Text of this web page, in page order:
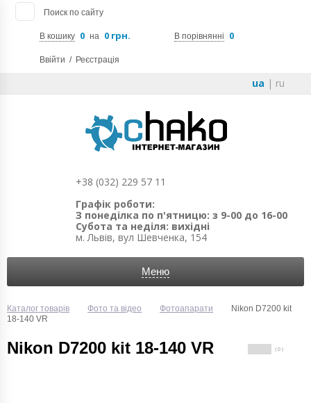
Поиск по сайту
В кошику 0 на 0 грн. В порівнянні 0
Ввійти / Реєстрація
ua | ru
+38 (032) 229 57 11
Графік роботи:
З понеділка по п'ятницю: з 9-00 до 16-00
Субота та неділя: вихідні
м. Львів, вул Шевченка, 154
Меню
Каталог товарів Фото та відео Фотоапарати
Nikon D7200 kit
18-140 VR
Nikon D7200 kit 18-140 VR ( 0 )